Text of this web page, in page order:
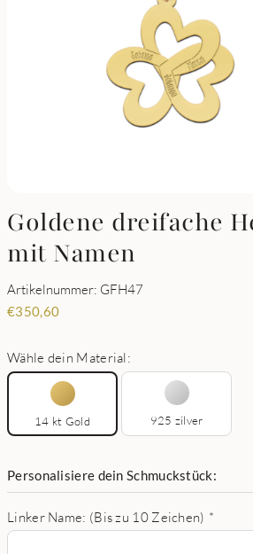
Goldene dreifache
mit Namen
Artikelnummer: GFH47
€350,60
Wähle dein Material:
14 kt Gold 925 zilver
Personalisiere dein Schmuckstück:
Linker Name: (Bis zu 10 Zeichen) *